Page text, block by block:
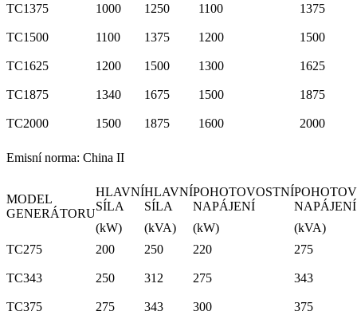
TC1375 1000 1250 1100 1375
TC1500 1100 1375 1200 1500
TC1625 1200 1500 1300 1625
TC1875 1340 1675 1500 1875
TC2000 1500 1875 1600 2000
Emisní norma: China II
MODEL
GENERÁTORU
HLAVNÍ
SÍLA
HLAVNÍ
SÍLA
POHOTOVOSTNÍ
NAPÁJENÍ
NAPÁJENÍ
(kW)
(kVA) (kW)
(kVA)
TC275
200 250 220 275
TC343 250 312 275 343
TC375 275 343 300 375